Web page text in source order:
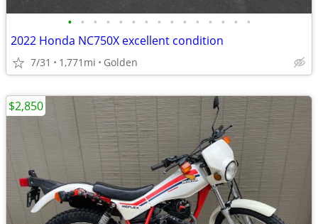
• • • • • • • • • • • • • • •
2022 Honda NC750X excellent condition
7/31 1,771mi Golden
$2,850